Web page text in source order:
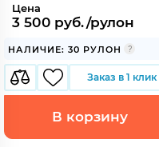
Цена
3 500 руб./рулон
НАЛИЧИЕ: 30 РУЛОН
Заказ в 1 клик
В корзину